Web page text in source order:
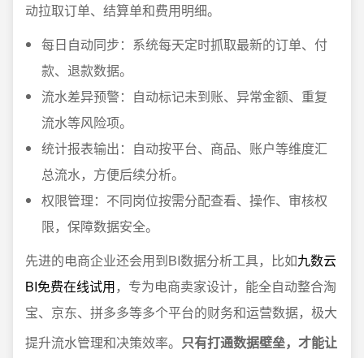
动拉取订单、结算单和费用明细。
每日自动同步：系统每天定时抓取最新的订单、付
款、退款数据。
流水差异预警：自动标记未到账、异常金额、重复
流水等风险项。
统计报表输出：自动按平台、商品、账户等维度汇
总流水，方便后续分析。
权限管理：不同岗位按需分配查看、操作、审核权
限，保障数据安全。
先进的电商企业还会用到BI数据分析工具，比如九数云
BI免费在线试用，专为电商卖家设计，能全自动整合淘
宝、京东、拼多多等多个平台的财务和运营数据，极大
提升流水管理和决策效率。 只有打通数据壁垒，才能让